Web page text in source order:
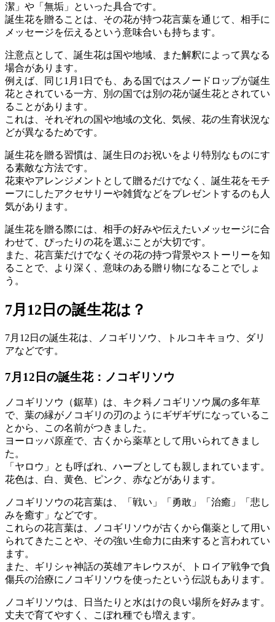
潔」や「無垢」といった具合です。
誕生花を贈ることは、その花が持つ花言葉を通じて、相手に
メッセージを伝えるという意味合いも持ちます。
注意点として、誕生花は国や地域、また解釈によって異なる
場合があります。
例えば、同じ1月1日でも、ある国ではスノードロップが誕生
花とされている一方、別の国では別の花が誕生花とされてい
ることがあります。
これは、それぞれの国や地域の文化、気候、花の生育状況な
どが異なるためです。
誕生花を贈る習慣は、誕生日のお祝いをより特別なものにす
る素敵な方法です。
花束やアレンジメントとして贈るだけでなく、誕生花をモチ
ーフにしたアクセサリーや雑貨などをプレゼントするのも人
気があります。
誕生花を贈る際には、相手の好みや伝えたいメッセージに合
わせて、ぴったりの花を選ぶことが大切です。
また、花言葉だけでなくその花の持つ背景やストーリーを知
ることで、より深く、意味のある贈り物になることでしょ
う。
7月12日の誕生花は？
7月12日の誕生花は、ノコギリソウ、トルコキキョウ、ダリ
アなどです。
7月12日の誕生花：ノコギリソウ
ノコギリソウ（鋸草）は、キク科ノコギリソウ属の多年草
で、葉の縁がノコギリの刃のようにギザギザになっているこ
とから、この名前がつきました。
ヨーロッパ原産で、古くから薬草として用いられてきまし
た。
「ヤロウ」とも呼ばれ、ハーブとしても親しまれています。
花色は、白、黄色、ピンク、赤などがあります。
ノコギリソウの花言葉は、「戦い」「勇敢」「治癒」「悲し
みを癒す」などです。
これらの花言葉は、ノコギリソウが古くから傷薬として用い
られてきたことや、その強い生命力に由来すると言われてい
ます。
また、ギリシャ神話の英雄アキレウスが、トロイア戦争で負
傷兵の治療にノコギリソウを使ったという伝説もあります。
ノコギリソウは、日当たりと水はけの良い場所を好みます。
丈夫で育てやすく、こぼれ種でも増えます。